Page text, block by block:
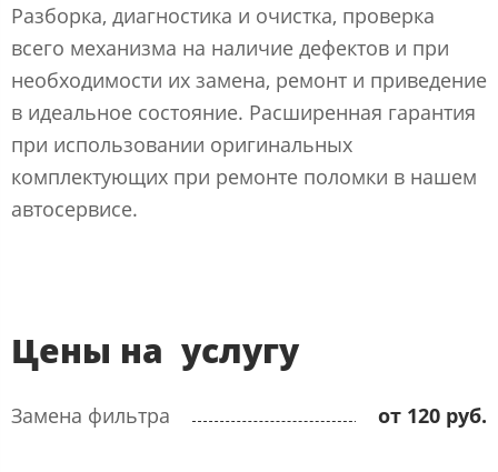
Разборка, диагностика и очистка, проверка
всего механизма на наличие дефектов и при
необходимости их замена, ремонт и приведение
в идеальное состояние. Расширенная гарантия
при использовании оригинальных
комплектующих при ремонте поломки в нашем
автосервисе.
Цены на услугу
Замена фильтра от 120 руб.